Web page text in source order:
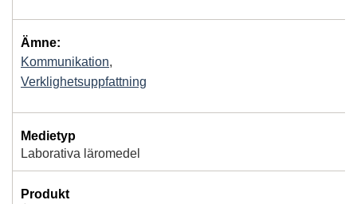
Ämne:
Kommunikation,
Verklighetsuppfattning
Medietyp
Laborativa läromedel
Produkt